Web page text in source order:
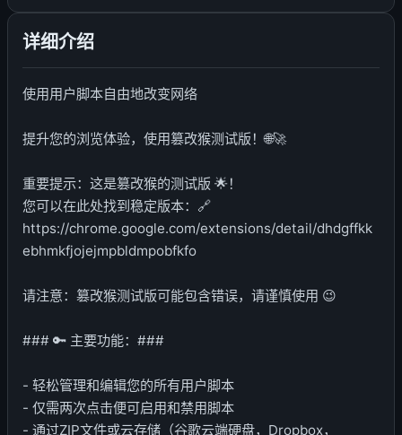
详细介绍
使用用户脚本自由地改变网络
提升您的浏览体验，使用篡改猴测试版！🌐🚀
重要提示：这是篡改猴的测试版 🌟！
您可以在此处找到稳定版本：🔗
https://chrome.google.com/extensions/detail/dhdgffkk
ebhmkfjojejmpbldmpobfkfo
请注意：篡改猴测试版可能包含错误，请谨慎使用 😉
### 🔑 主要功能：###
- 轻松管理和编辑您的所有用户脚本
- 仅需两次点击便可启用和禁用脚本
- 通过ZIP文件或云存储（谷歌云端硬盘，Dropbox，